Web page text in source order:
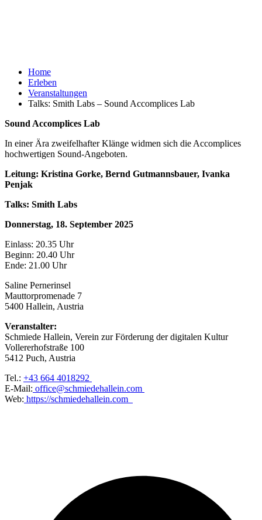
Home
Erleben
Veranstaltungen
Talks: Smith Labs – Sound Accomplices Lab
Sound Accomplices Lab
In einer Ära zweifelhafter Klänge widmen sich die Accomplices
hochwertigen Sound-Angeboten.
Leitung: Kristina Gorke, Bernd Gutmannsbauer, Ivanka
Penjak
Talks: Smith Labs
Donnerstag, 18. September 2025
Einlass: 20.35 Uhr
Beginn: 20.40 Uhr
Ende: 21.00 Uhr
Saline Pernerinsel
Mauttorpromenade 7
5400 Hallein, Austria
Veranstalter:
Schmiede Hallein, Verein zur Förderung der digitalen Kultur
Vollererhofstraße 100
5412 Puch, Austria
Tel.: +43 664 4018292
E-Mail: office@schmiedehallein.com
Web: https://schmiedehallein.com